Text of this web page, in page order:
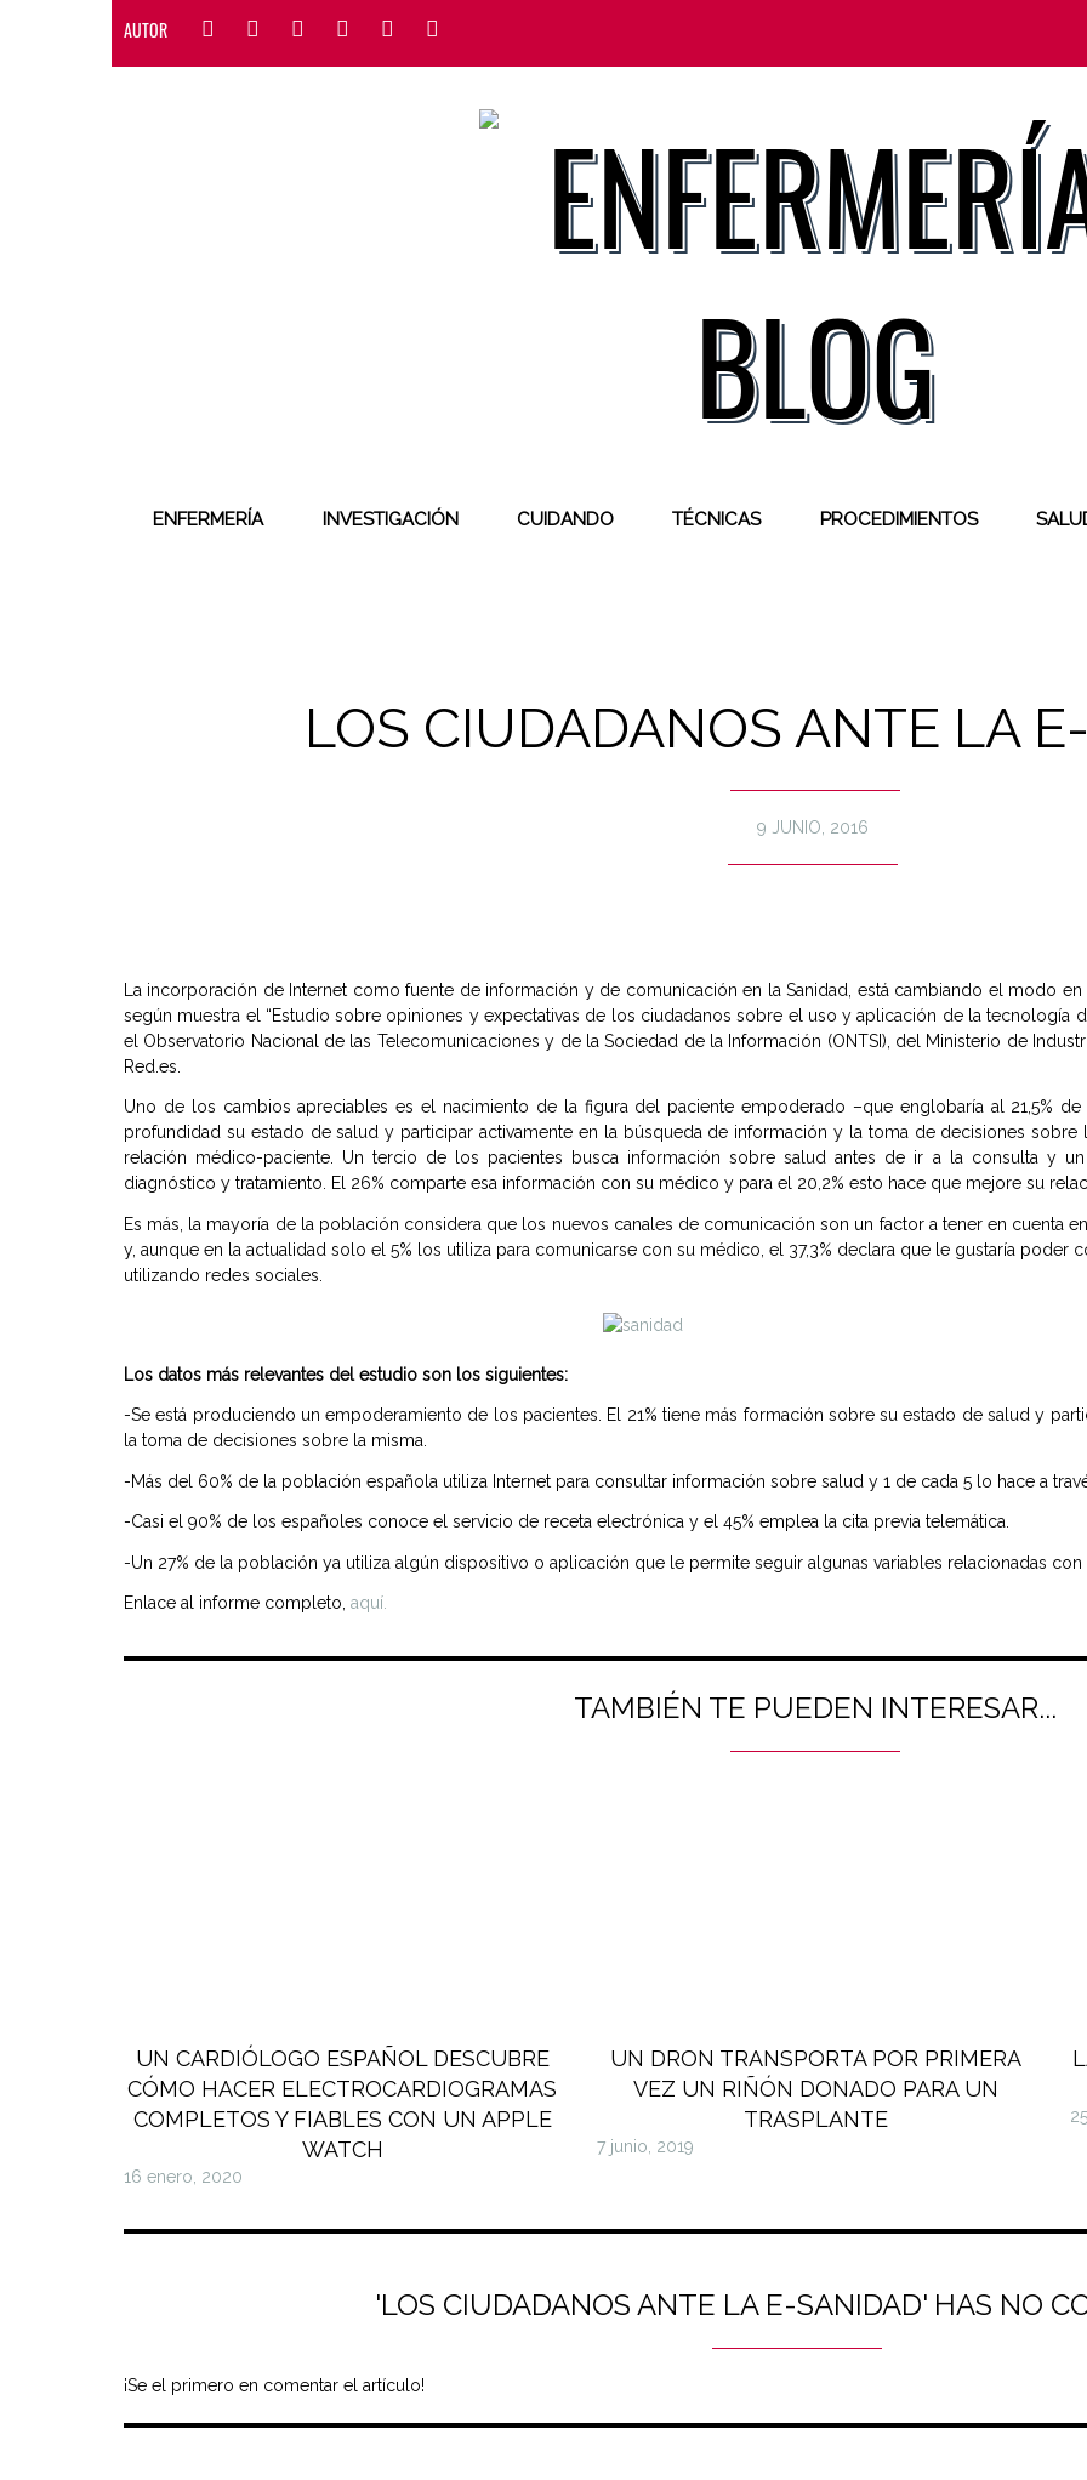
AUTOR
ENFERMERÍA INVESTIGACIÓN CUIDANDO TÉCNICAS PROCEDIMIENTOS
LOS CIUDADANOS ANTE LA
9 JUNIO, 2016
La incorporación de Internet como fuente de información y de comunicación en la Sanidad, está cambiando el modo
según muestra el “Estudio sobre opiniones y expectativas de los ciudadanos sobre el uso y aplicación de la tecnología
el Observatorio Nacional de las Telecomunicaciones y de la Sociedad de la Información (ONTSI), del Ministerio de
Red.es.
Uno de los cambios apreciables es el nacimiento de la figura del paciente empoderado –que englobaría al 21,5%
profundidad su estado de salud y participar activamente en la búsqueda de información y la toma de decisiones sobre
relación médico-paciente. Un tercio de los pacientes busca información sobre salud antes de ir a la consulta y
diagnóstico y tratamiento. El 26% comparte esa información con su médico y para el 20,2% esto hace que mejore su
Es más, la mayoría de la población considera que los nuevos canales de comunicación son un factor a tener en cuenta
y, aunque en la actualidad solo el 5% los utiliza para comunicarse con su médico, el 37,3% declara que le gustaría poder
utilizando redes sociales.
Los datos más relevantes del estudio son los siguientes:
-Se está produciendo un empoderamiento de los pacientes. El 21% tiene más formación sobre su estado de salud y
la toma de decisiones sobre la misma.
-Más del 60% de la población española utiliza Internet para consultar información sobre salud y 1 de cada 5 lo hace a
-Casi el 90% de los españoles conoce el servicio de receta electrónica y el 45% emplea la cita previa telemática.
-Un 27% de la población ya utiliza algún dispositivo o aplicación que le permite seguir algunas variables relacionadas con
Enlace al informe completo, aquí.
TAMBIÉN TE PUEDEN INTERESAR...
UN CARDIÓLOGO ESPAÑOL DESCUBRE
CÓMO HACER ELECTROCARDIOGRAMAS
COMPLETOS Y FIABLES CON UN APPLE
WATCH
16 enero, 2020
UN DRON TRANSPORTA POR PRIMERA
VEZ UN RIÑÓN DONADO PARA UN
TRASPLANTE
7 junio, 2019
'LOS CIUDADANOS ANTE LA E-SANIDAD' HAS NO
¡Se el primero en comentar el artículo!